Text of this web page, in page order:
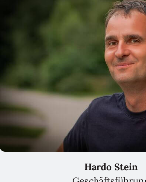
Hardo Stein